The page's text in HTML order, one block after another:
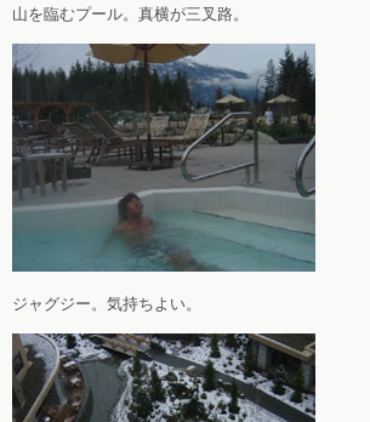
山を臨むプール。真横が三叉路。
ジャグジー。気持ちよい。